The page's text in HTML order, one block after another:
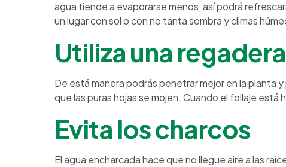
agua tiende a evaporarse menos, así podrá
un lugar con sol o con no tanta sombra y climas
Utiliza una
De está manera podrás penetrar mejor en la planta
que las puras hojas se mojen. Cuando el follaje
Evita los charcos
El agua encharcada hace que no llegue aire a las